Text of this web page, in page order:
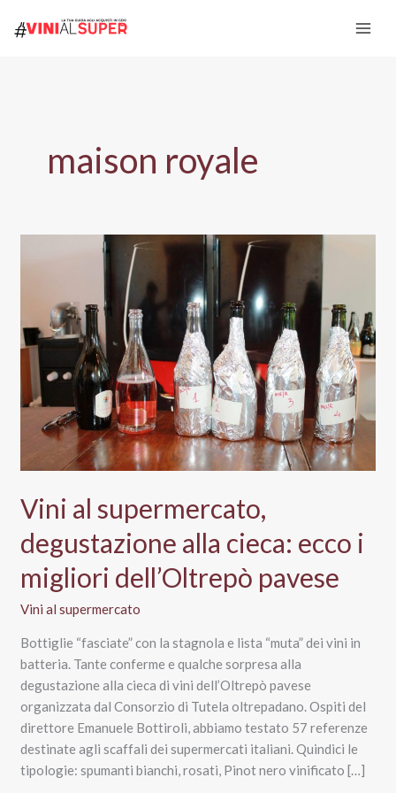
maison royale
Vini al supermercato,
degustazione alla cieca: ecco i
migliori dell’Oltrepò pavese
Vini al supermercato
Bottiglie “fasciate” con la stagnola e lista “muta” dei vini in
batteria. Tante conferme e qualche sorpresa alla
degustazione alla cieca di vini dell’Oltrepò pavese
organizzata dal Consorzio di Tutela oltrepadano. Ospiti del
direttore Emanuele Bottiroli, abbiamo testato 57 referenze
destinate agli scaffali dei supermercati italiani. Quindici le
tipologie: spumanti bianchi, rosati, Pinot nero vinificato […]